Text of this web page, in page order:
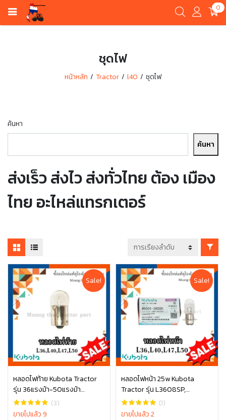
0
ชุดไฟ
หน้าหลัก Tractor l40 ชุดไฟ
ค้นหา
ค้นหา
ส่งเร็ว ส่งไว ส่งทั่วไทย ต้อง เมือง
ไทย อะไหล่แทรกเตอร์
Sale!
หลอดไฟท้าย Kubota Tractor
รุ่น 36แรงม้า-50แรงม้า
W9501-36020
(3)
ขายไปแล้ว 9
หยิบใส่ตะกร้า
Sale!
หลอดไฟหน้า 25w Kubota
Tractor รุ่น L3608SP,
L4018SP, L4508DT, L4708DT,
L5018SP W9501-36000
(1)
ขายไปแล้ว 2
หยิบใส่ตะกร้า